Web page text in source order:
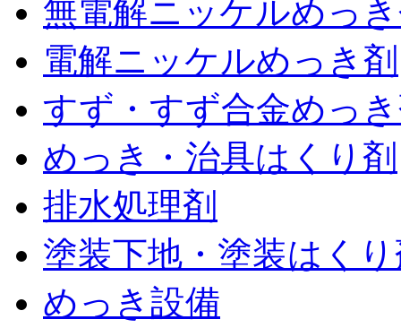
無電解ニッケルめっ
電解ニッケルめっき剤
すず・すず合金めっ
めっき・治具はくり剤
排水処理剤
塗装下地・塗装はく
めっき設備